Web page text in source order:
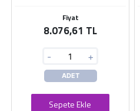
Fiyat
8.076,61 TL
- +
ADET
Sepete Ekle